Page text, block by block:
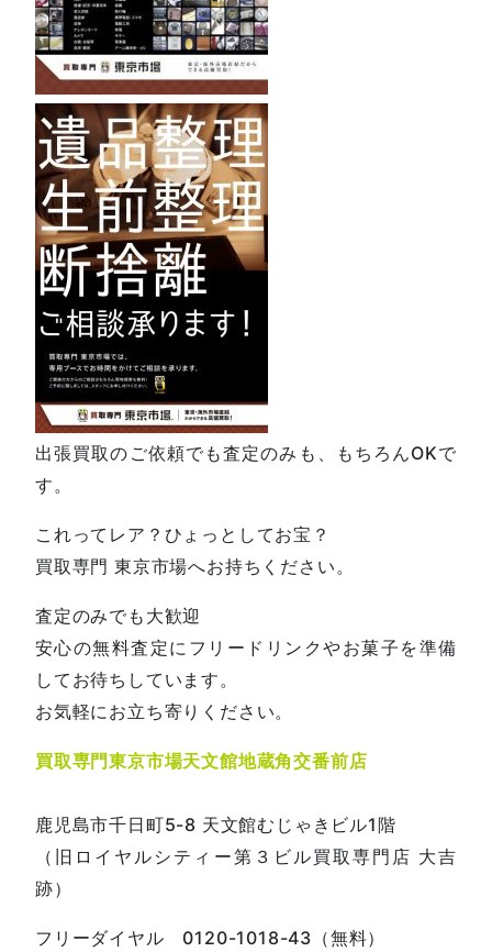
出張買取のご依頼でも査定のみも、もちろんOKで
す。
これってレア？ひょっとしてお宝？
買取専門 東京市場へお持ちください。
査定のみでも大歓迎
安心の無料査定にフリードリンクやお菓子を準備
してお待ちしています。
お気軽にお立ち寄りください。
買取専門東京市場天文館地蔵角交番前店
鹿児島市千日町5-8 天文館むじゃきビル1階
（旧ロイヤルシティー第３ビル買取専門店 大吉
跡）
フリーダイヤル 0120-1018-43（無料）